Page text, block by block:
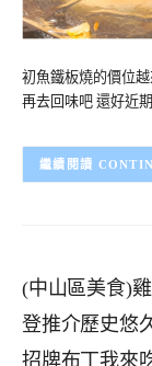
初魚鐵板燒的價位
再去回味吧 還好近
(中山區美食)
登推介歷史悠
招牌布丁我來